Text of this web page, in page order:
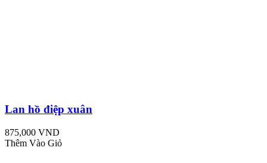
Lan hồ điệp xuân
875,000 VND
Thêm Vào Giỏ